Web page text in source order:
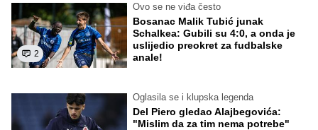
2
Ovo se ne viđa često
Bosanac Malik Tubić junak
Schalkea: Gubili su 4:0, a onda je
uslijedio preokret za fudbalske
anale!
Oglasila se i klupska legenda
Del Piero gledao Alajbegovića:
"Mislim da za tim nema potrebe"